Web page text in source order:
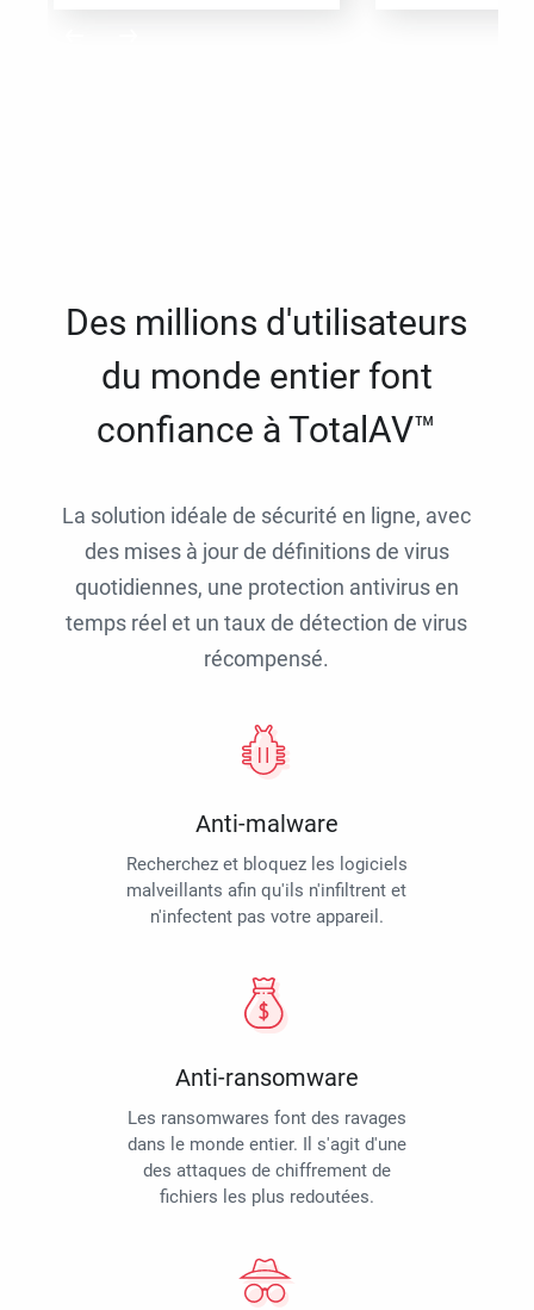
Des millions d'utilisateurs
du monde entier font
confiance à TotalAV™
La solution idéale de sécurité en ligne, avec
des mises à jour de définitions de virus
quotidiennes, une protection antivirus en
temps réel et un taux de détection de virus
récompensé.
Anti-malware
Recherchez et bloquez les logiciels
malveillants afin qu'ils n'infiltrent et
n'infectent pas votre appareil.
Anti-ransomware
Les ransomwares font des ravages
dans le monde entier. Il s'agit d'une
des attaques de chiffrement de
fichiers les plus redoutées.